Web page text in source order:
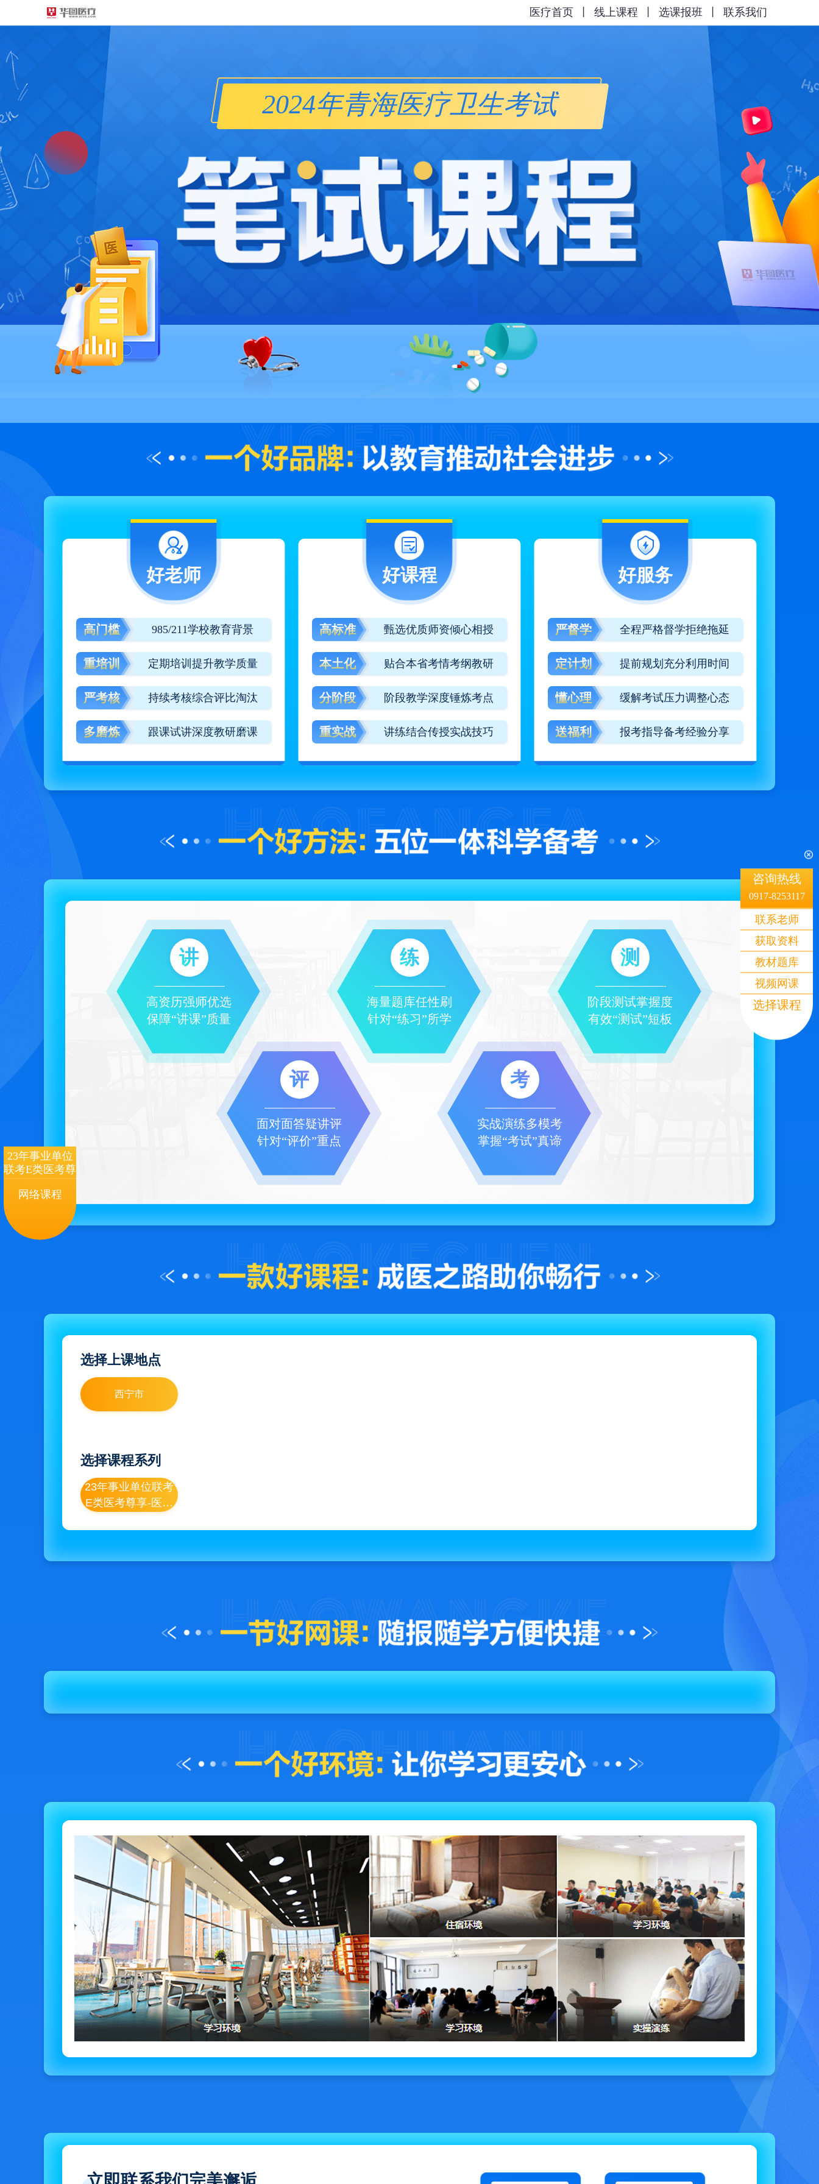
医疗首页 线上课程 选课报班 联系我们
2024年青海医疗卫生考试
好老师
高门槛 985/211学校教育背景
重培训 定期培训提升教学质量
严考核 持续考核综合评比淘汰
多磨炼 跟课试讲深度教研磨课
好课程
高标准 甄选优质师资倾心相授
本土化 贴合本省考情考纲教研
分阶段 阶段教学深度锤炼考点
重实战 讲练结合传授实战技巧
好服务
严督学 全程严格督学拒绝拖延
定计划 提前规划充分利用时间
懂心理 缓解考试压力调整心态
送福利 报考指导备考经验分享
讲
高资历强师优选
保障“讲课”质量
练
海量题库任性刷
针对“练习”所学
测
阶段测试掌握度
有效“测试”短板
评
面对面答疑讲评
针对“评价”重点
考
实战演练多模考
掌握“考试”真谛
选择上课地点
西宁市
选择课程系列
23年事业单位联考
E类医考尊享-医事
23年事业单位
联考E类医考尊
享-医事无忧
网络课程
咨询热线
0917-8253117
联系老师
获取资料
教材题库
视频网课
选择课程